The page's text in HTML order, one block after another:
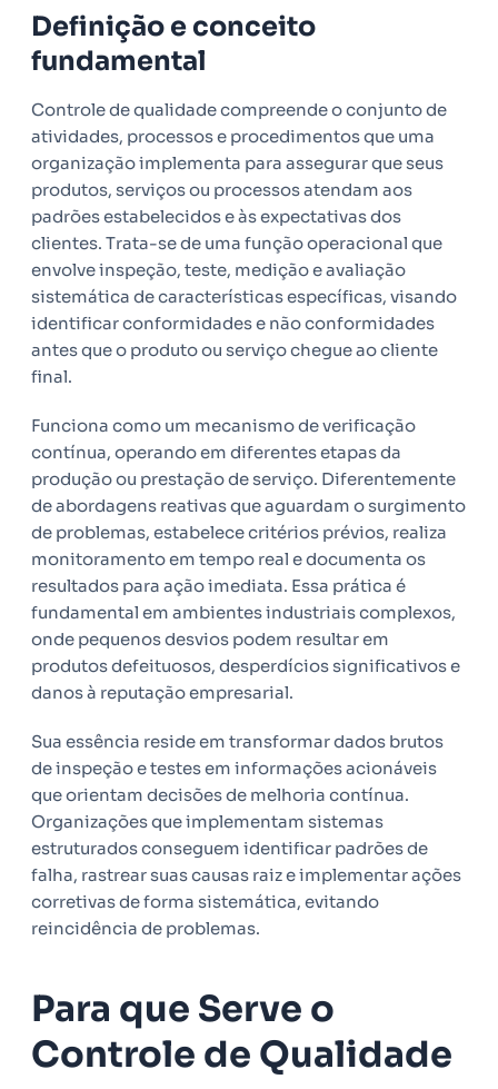
Definição e conceito
fundamental
Controle de qualidade compreende o conjunto de
atividades, processos e procedimentos que uma
organização implementa para assegurar que seus
produtos, serviços ou processos atendam aos
padrões estabelecidos e às expectativas dos
clientes. Trata-se de uma função operacional que
envolve inspeção, teste, medição e avaliação
sistemática de características específicas, visando
identificar conformidades e não conformidades
antes que o produto ou serviço chegue ao cliente
final.
Funciona como um mecanismo de verificação
contínua, operando em diferentes etapas da
produção ou prestação de serviço. Diferentemente
de abordagens reativas que aguardam o surgimento
de problemas, estabelece critérios prévios, realiza
monitoramento em tempo real e documenta os
resultados para ação imediata. Essa prática é
fundamental em ambientes industriais complexos,
onde pequenos desvios podem resultar em
produtos defeituosos, desperdícios significativos e
danos à reputação empresarial.
Sua essência reside em transformar dados brutos
de inspeção e testes em informações acionáveis
que orientam decisões de melhoria contínua.
Organizações que implementam sistemas
estruturados conseguem identificar padrões de
falha, rastrear suas causas raiz e implementar ações
corretivas de forma sistemática, evitando
reincidência de problemas.
Para que Serve o
Controle de Qualidade